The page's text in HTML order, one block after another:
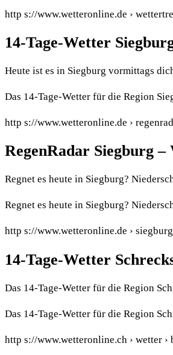
http s://www.wetteronline.de ›
14-Tage-Wetter
Heute ist es in Siegburg vormittags
Das 14-Tage-Wetter für die Region
http s://www.wetteronline.de ›
RegenRadar Siegburg
Regnet es heute in Siegburg?
Regnet es heute in Siegburg?
http s://www.wetteronline.de ›
14-Tage-Wetter
Das 14-Tage-Wetter für die Region
Das 14-Tage-Wetter für die Region
http s://www.wetteronline.ch › wetter ›